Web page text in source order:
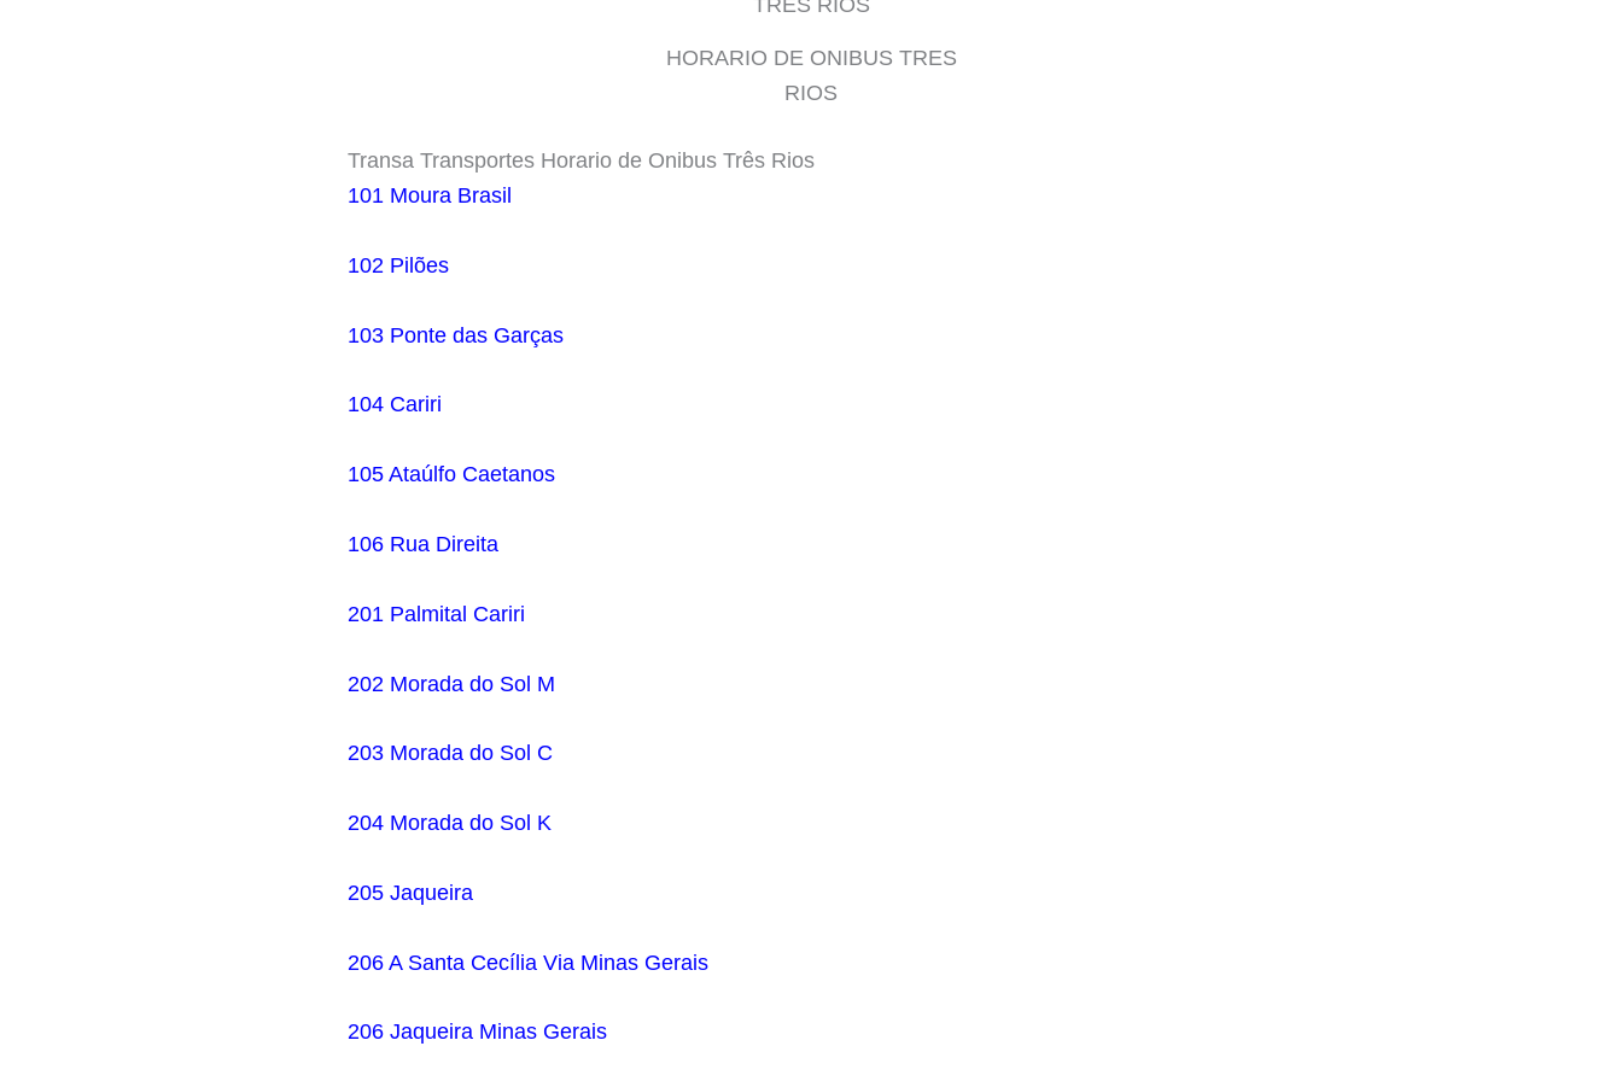
HORARIO DE ONIBUS TRES
RIOS
Transa Transportes Horario de Onibus Três Rios
101 Moura Brasil
102 Pilões
103 Ponte das Garças
104 Cariri
105 Ataúlfo Caetanos
106 Rua Direita
201 Palmital Cariri
202 Morada do Sol M
203 Morada do Sol C
204 Morada do Sol K
205 Jaqueira
206 A Santa Cecília Via Minas Gerais
206 Jaqueira Minas Gerais